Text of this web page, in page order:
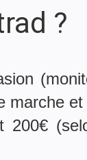
?
marche